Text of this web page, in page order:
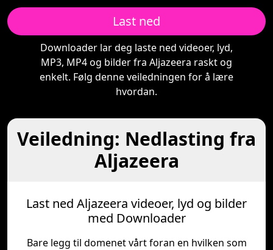
Last ned
Downloader lar deg laste ned videoer, lyd,
MP3, MP4 og bilder fra Aljazeera raskt og
enkelt. Følg denne veiledningen for å lære
hvordan.
Veiledning: Nedlasting fra
Aljazeera
Last ned Aljazeera videoer, lyd og bilder
med Downloader
Bare legg til domenet vårt foran en hvilken som